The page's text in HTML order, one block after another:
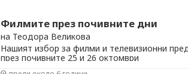
Филмите през почивните дни
на Теодора Великова
Нашият избор за филми и телевизионни
през почивните 25 и 26 октомври